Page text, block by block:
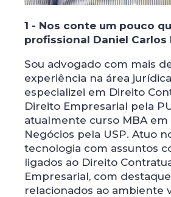
1 - Nos conte um pouco
profissional Daniel Carlos
Sou advogado com mais
experiência na área
especializei em Direito
Direito Empresarial pela
atualmente curso MBA em
Negócios pela USP. Atuo
tecnologia com assuntos
ligados ao Direito
Empresarial, com
relacionados ao ambiente